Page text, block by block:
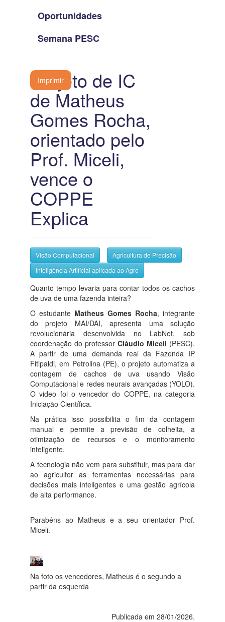
Oportunidades
Semana PESC
Imprimir
Projeto de IC
de Matheus
Gomes Rocha,
orientado pelo
Prof. Miceli,
vence o
COPPE
Explica
Visão Computacional
Agricultura de Precisão
Inteligência Artificial aplicada ao Agro
Quanto tempo levaria para contar todos os cachos
de uva de uma fazenda inteira?
O estudante Matheus Gomes Rocha, integrante
do projeto MAI/DAI, apresenta uma solução
revolucionária desenvolvida no LabNet, sob
coordenação do professor Cláudio Miceli (PESC).
A partir de uma demanda real da Fazenda IP
Fitipaldi, em Petrolina (PE), o projeto automatiza a
contagem de cachos de uva usando Visão
Computacional e redes neurais avançadas (YOLO).
O video foi o vencedor do COPPE, na categoria
Iniciação Científica.
Na prática isso possibilita o fim da contagem
manual e permite a previsão de colheita, a
otimização de recursos e o monitoramento
inteligente.
A tecnologia não vem para substituir, mas para dar
ao agricultor as ferramentas necessárias para
decisões mais inteligentes e uma gestão agrícola
de alta performance.
Parabéns ao Matheus e a seu orientador Prof.
Miceli.
Na foto os vencedores, Matheus é o segundo a
partir da esquerda
Publicada em 28/01/2026.